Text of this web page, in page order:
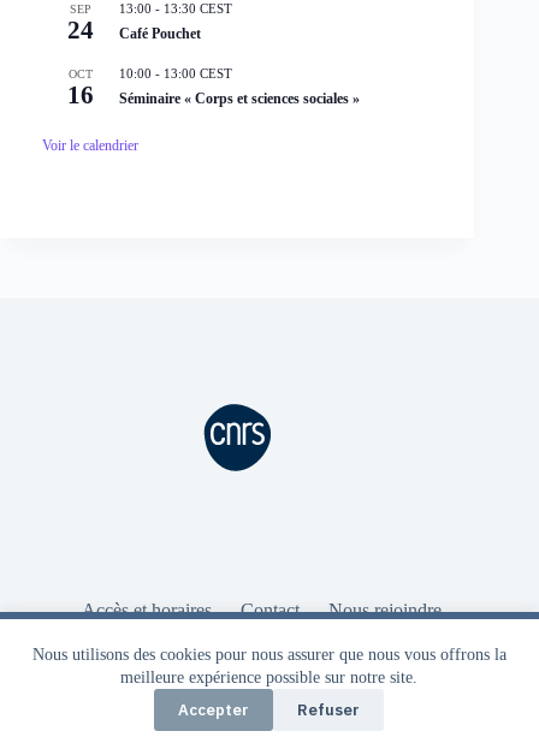
Nous utilisons des cookies pour nous assurer que nous vous offrons la
meilleure expérience possible sur notre site.
Accepter Refuser
SEP
24
13:00 - 13:30 CEST
Café Pouchet
OCT
16
10:00 - 13:00 CEST
Séminaire « Corps et sciences sociales »
Voir le calendrier
Accès et horaires Contact
Nous rejoindre
Mentions légales
expérience sur notre site. Seuls des cookies strictement obligatoires
au bon fonctionnement du site sont utilisés.
Politique de confidentialité